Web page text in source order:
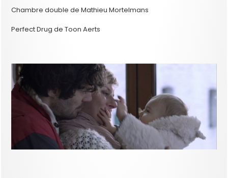
Chambre double de Mathieu Mortelmans
Perfect Drug de Toon Aerts